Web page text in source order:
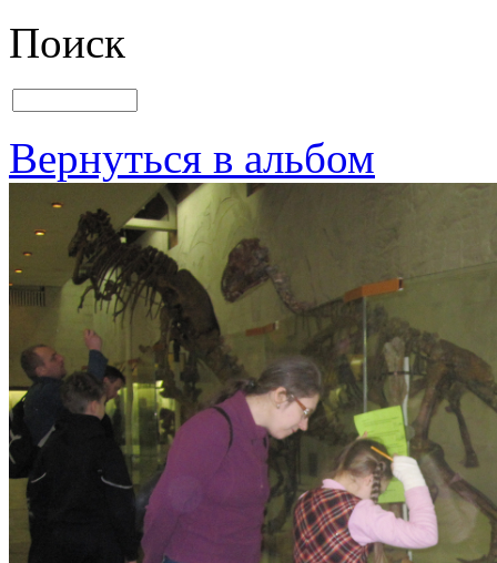
Поиск
Вернуться в альбом